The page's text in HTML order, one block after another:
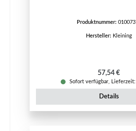
Produktnummer:
Hersteller: Kleining
Regulärer
57,54 €
Sofort verfügbar, Lieferzeit:
Details